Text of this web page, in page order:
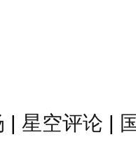
| 星空评论 |